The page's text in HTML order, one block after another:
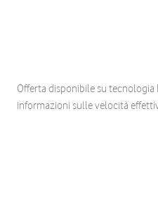
Offerta disponibile su tecnologia
informazioni sulle velocità